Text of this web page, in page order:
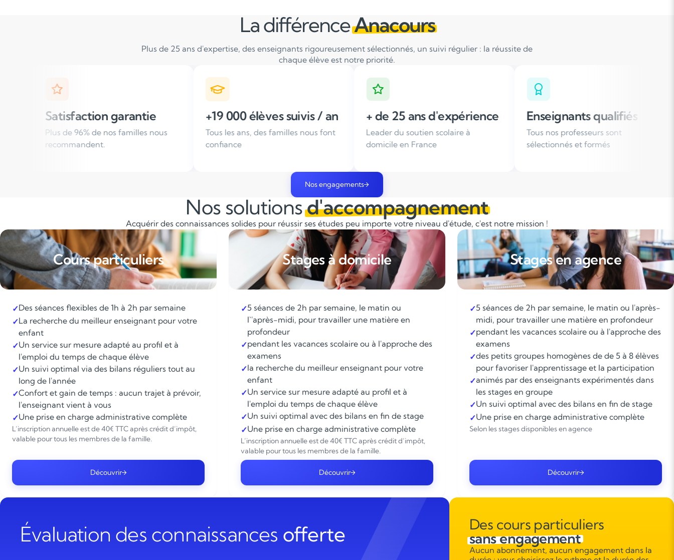
La différenceAnacours
Plus de 25 ans d'expertise, des enseignants rigoureusement sélectionnés, un suivi régulier : la réussite de
chaque élève est notre priorité.
garantie
nos familles nous
+19 000 élèves suivis / an
Tous les ans, des familles nous font
+ de 25 ans d'expérience
Leader du soutien scolaire à
Enseignants qualifiés
Tous nos professeurs sont
sélectionnés et formés
Organisation
Des horaires de
votre emploi du
Nos engagements
Nos solutionsd'accompagnement
Acquérir des connaissances solides pour réussir ses études peu importe votre niveau d'étude, c'est notre mission !
Cours particuliers
✓Des séances flexibles de 1h à 2h par semaine
✓La recherche du meilleur enseignant pour votre
enfant
✓Un service sur mesure adapté au profil et à
l'emploi du temps de chaque élève
✓Un suivi optimal via des bilans réguliers tout au
long de l'année
✓Confort et gain de temps : aucun trajet à prévoir,
l'enseignant vient à vous
✓Une prise en charge administrative complète
L’inscription annuelle est de 40€ TTC après crédit d’impôt,
valable pour tous les membres de la famille.
Découvrir
Stages à domicile
✓5 séances de 2h par semaine, le matin ou
l`'après-midi, pour travailler une matière en
profondeur
✓pendant les vacances scolaire ou à l'approche des
examens
✓la recherche du meilleur enseignant pour votre
enfant
✓Un service sur mesure adapté au profil et à
l'emploi du temps de chaque élève
✓Un suivi optimal avec des bilans en fin de stage
✓Une prise en charge administrative complète
L’inscription annuelle est de 40€ TTC après crédit d’impôt,
valable pour tous les membres de la famille.
Découvrir
Stages en agence
✓5 séances de 2h par semaine, le matin ou l'après-
midi, pour travailler une matière en profondeur
✓pendant les vacances scolaire ou à l'approche des
examens
✓des petits groupes homogènes de de 5 à 8 élèves
pour favoriser l'apprentissage et la participation
✓animés par des enseignants expérimentés dans
les stages en groupe
✓Un suivi optimal avec des bilans en fin de stage
✓Une prise en charge administrative complète
Selon les stages disponibles en agence
Découvrir
Évaluation des connaissances offerte
Des cours particuliers
sans engagement
Aucun abonnement, aucun engagement dans la